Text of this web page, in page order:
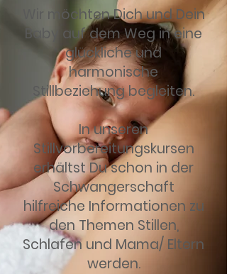
Wir möchten Dich und Dein
Baby auf dem Weg in eine
glückliche und
harmonische
Stillbeziehung begleiten.
In unseren
Stillvorbereitungskursen
erhältst Du schon in der
Schwangerschaft
hilfreiche Informationen zu
den Themen Stillen,
Schlafen und Mama/ Eltern
werden.